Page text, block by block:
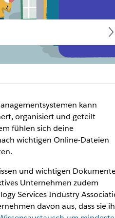
in deinem Unternehmen
kann
organisiert und geteilt
fühlen sich deine
wichtigen Online-Dateien
und wichtigen
Unternehmen zudem
Services Industry
davon aus, dass sie